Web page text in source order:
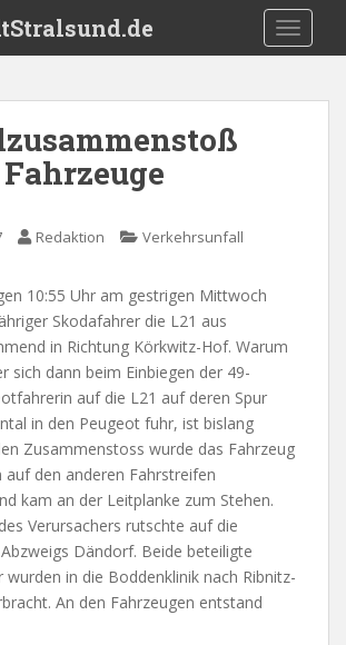
Redaktion Verkehrsunfall
10:55 Uhr am gestrigen Mittwoch
Skodafahrer die L21 aus
in Richtung Körkwitz-Hof. Warum
sich dann beim Einbiegen der 49-
auf die L21 auf deren Spur
in den Peugeot fuhr, ist bislang
Zusammenstoss wurde das Fahrzeug
auf den anderen Fahrstreifen
kam an der Leitplanke zum Stehen.
Verursachers rutschte auf die
Dändorf. Beide beteiligte
wurden in die Boddenklinik nach Ribnitz-
An den Fahrzeugen entstand